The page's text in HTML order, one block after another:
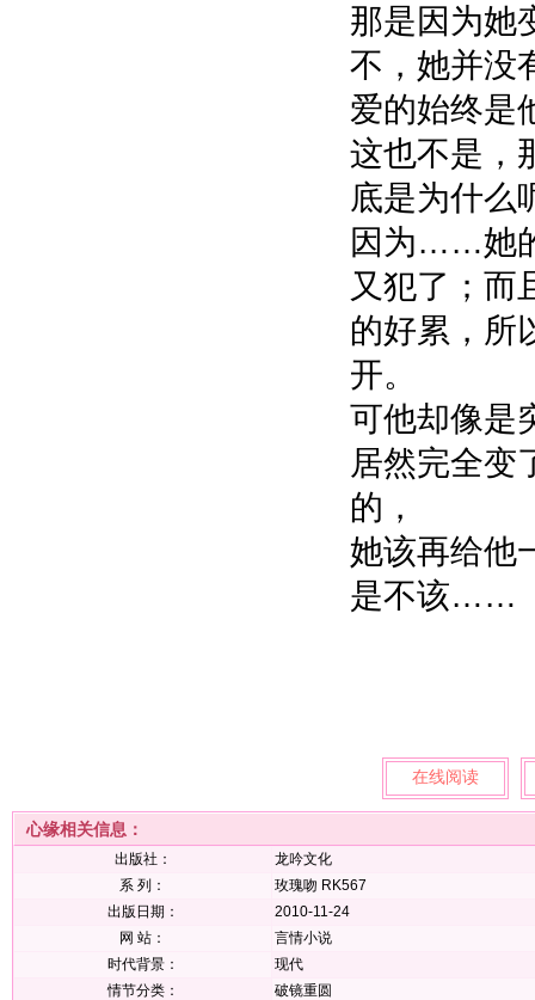
那是因为她
不，她并没
爱的始终是
这也不是，
底是为什么
因为……她
又犯了；而
的好累，所
开。
可他却像是
居然完全变
的，
她该再给他
是不该……
在线阅读
心缘相关信息：
出版社：
龙吟文化
系 列：
玫瑰吻 RK567
出版日期：
2010-11-24
网 站：
言情小说
时代背景：
现代
情节分类：
破镜重圆